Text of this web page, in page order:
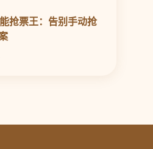
抢票王：告别手动抢